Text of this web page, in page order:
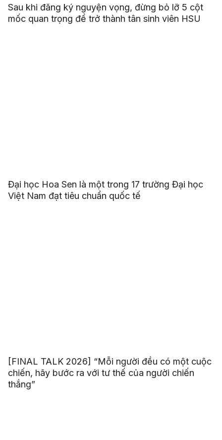
Sau khi đăng ký nguyện vọng, đừng bỏ lỡ 5 cột
mốc quan trọng để trở thành tân sinh viên HSU
Đại học Hoa Sen là một trong 17 trường Đại học
Việt Nam đạt tiêu chuẩn quốc tế
[FINAL TALK 2026] “Mỗi người đều có một cuộc
chiến, hãy bước ra với tư thế của người chiến
thắng”